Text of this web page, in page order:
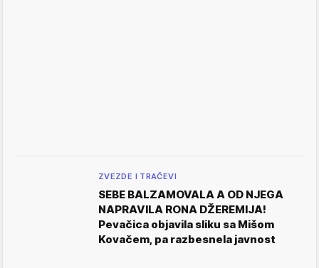
ZVEZDE I TRAČEVI
SEBE BALZAMOVALA A OD NJEGA
NAPRAVILA RONA DŽEREMIJA!
Pevačica objavila sliku sa Mišom
Kovačem, pa razbesnela javnost